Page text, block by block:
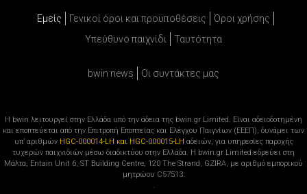
Εμείς Γενικοί όροι και προϋποθέσεις
Όροι χρήσης
Υπεύθυνο παιχνίδι
Ταυτότητα
bwin news Oι συντάκτες μας
Η bwin λειτουργεί στην Ελλάδα υπό την άδεια της bwin.gr Limited. Είναι αδειοδοτημένη
και εποπτεύεται από την Επιτροπή Εποπτείας και Ελέγχου Παιγνίων (ΕΕΕΠ), δυνάμει των
υπ’ αριθμών HGC-000014-LH και HGC-000015-LH αδειών, για υπηρεσίες παροχής
τυχερών παιχνιδιών μέσω διαδικτύου στην Ελλάδα. Η bwin.gr Limited εδρεύει στη
Μάλτα, Entain Unit 6, ST Building Centre, 120 The Strand, GZIRA, με αριθμό εμπορικού
μητρώου C57513.
.